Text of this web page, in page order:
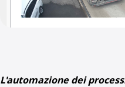
L'automazione dei